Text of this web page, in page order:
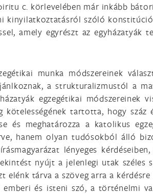
c. körlevelében már inkább
kinyilatkoztatásról szóló
amely egyrészt az
munka módszereinek
a strukturalizmustól a
egzegétikai módszereinek
kötelességének tartotta, hogy
és meghatározza a katolikus
hanem olyan tudósokból álló
lényeges
nyújt a jelenlegi utak széles
elénk tárva a szöveg arra a
emberi és isteni szó, a történelmi